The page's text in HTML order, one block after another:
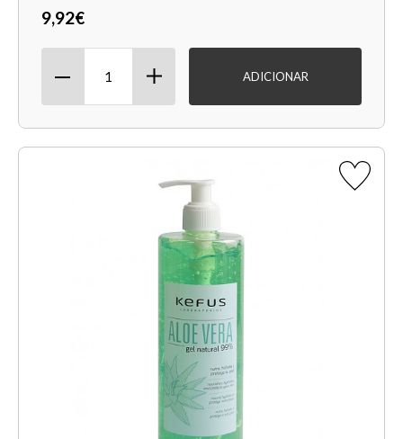
9,92€
ADICIONAR